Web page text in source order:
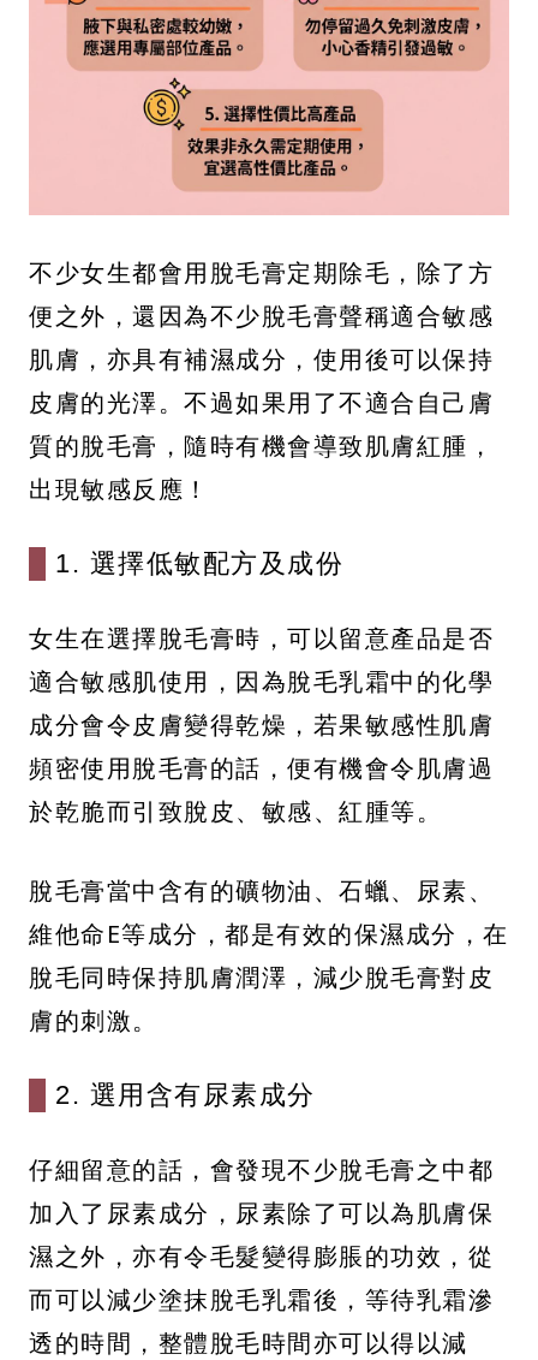
不少女生都會用脫毛膏定期除毛，除了方
便之外，還因為不少脫毛膏聲稱適合敏感
肌膚，亦具有補濕成分，使用後可以保持
皮膚的光澤。不過如果用了不適合自己膚
質的脫毛膏，隨時有機會導致肌膚紅腫，
出現敏感反應！
1. 選擇低敏配方及成份
女生在選擇脫毛膏時，可以留意產品是否
適合敏感肌使用，因為脫毛乳霜中的化學
成分會令皮膚變得乾燥，若果敏感性肌膚
頻密使用脫毛膏的話，便有機會令肌膚過
於乾脆而引致脫皮、敏感、紅腫等。
脫毛膏當中含有的礦物油、石蠟、尿素、
維他命E等成分，都是有效的保濕成分，在
脫毛同時保持肌膚潤澤，減少脫毛膏對皮
膚的刺激。
2. 選用含有尿素成分
仔細留意的話，會發現不少脫毛膏之中都
加入了尿素成分，尿素除了可以為肌膚保
濕之外，亦有令毛髮變得膨脹的功效，從
而可以減少塗抹脫毛乳霜後，等待乳霜滲
透的時間，整體脫毛時間亦可以得以減